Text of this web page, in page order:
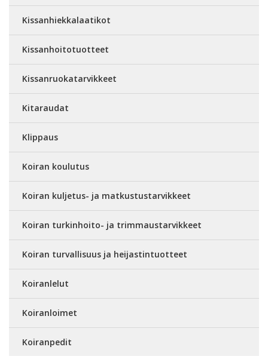
Kissanhiekkalaatikot
Kissanhoitotuotteet
Kissanruokatarvikkeet
Kitaraudat
Klippaus
Koiran koulutus
Koiran kuljetus- ja matkustustarvikkeet
Koiran turkinhoito- ja trimmaustarvikkeet
Koiran turvallisuus ja heijastintuotteet
Koiranlelut
Koiranloimet
Koiranpedit